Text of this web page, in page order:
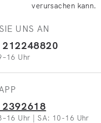
verursachen kann.
UNS AN
Uhr
Uhr | SA: 10-16 Uhr